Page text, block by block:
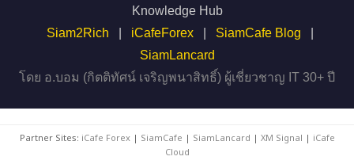
Knowledge Hub
Siam2Rich
iCafeForex SiamCafe Blog
SiamLancard
โดย อ.บอม (กิตติทัศน์ เจริญพนาสิทธิ์) ผู้เชี่ยวชาญ IT 30+ ปี
Partner Sites: iCafe Forex| SiamCafe | SiamLancard | XM Signal | iCafe
Cloud